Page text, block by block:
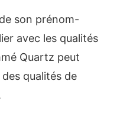
son prénom-
avec les qualités
Quartz peut
qualités de